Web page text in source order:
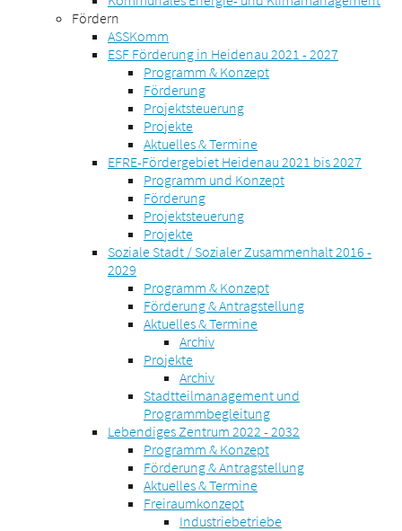
Fördern
ASSKomm
ESF Förderung in Heidenau 2021 - 2027
Programm & Konzept
Förderung
Projektsteuerung
Projekte
Aktuelles & Termine
EFRE-Fördergebiet Heidenau 2021 bis 2027
Programm und Konzept
Förderung
Projektsteuerung
Projekte
Soziale Stadt / Sozialer Zusammenhalt 2016 -
2029
Programm & Konzept
Förderung & Antragstellung
Aktuelles & Termine
Archiv
Projekte
Archiv
Stadtteilmanagement und
Programmbegleitung
Lebendiges Zentrum 2022 - 2032
Programm & Konzept
Förderung & Antragstellung
Aktuelles & Termine
Freiraumkonzept
Industriebetriebe